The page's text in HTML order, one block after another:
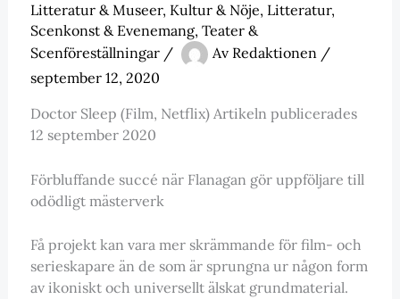
Litteratur & Museer, Kultur & Nöje, Litteratur,
Scenkonst & Evenemang, Teater &
Scenföreställningar/ Av Redaktionen /
september 12, 2020
Doctor Sleep (Film, Netflix) Artikeln publicerades
12 september 2020
Förbluffande succé när Flanagan gör uppföljare till
odödligt mästerverk
Få projekt kan vara mer skrämmande för film- och
serieskapare än de som är sprungna ur någon form
av ikoniskt och universellt älskat grundmaterial.